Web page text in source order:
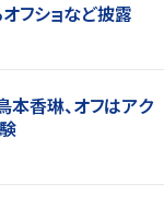
フショなど披露
本香琳、オフはアク